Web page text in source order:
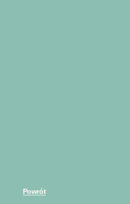
Powrót